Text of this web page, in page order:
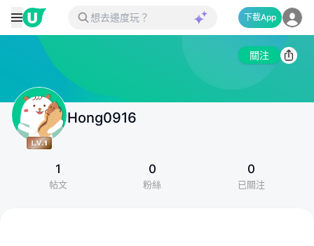
下載App
關注
Hong0916
1
帖文
0
粉絲
0
已關注